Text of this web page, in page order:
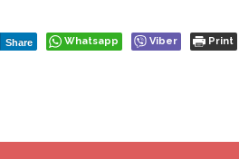
Share Whatsapp Viber Print